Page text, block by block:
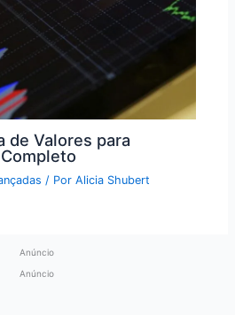
de Valores para
/ PorAlicia Shubert
Anúncio
Anúncio